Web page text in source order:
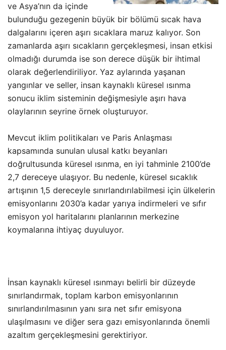
ve Asya’nın da içinde
bulunduğu gezegenin büyük bir bölümü sıcak hava
dalgalarını içeren aşırı sıcaklara maruz kalıyor. Son
zamanlarda aşırı sıcakların gerçekleşmesi, insan etkisi
olmadığı durumda ise son derece düşük bir ihtimal
olarak değerlendiriliyor. Yaz aylarında yaşanan
yangınlar ve seller, insan kaynaklı küresel ısınma
sonucu iklim sisteminin değişmesiyle aşırı hava
olaylarının seyrine örnek oluşturuyor.
Mevcut iklim politikaları ve Paris Anlaşması
kapsamında sunulan ulusal katkı beyanları
doğrultusunda küresel ısınma, en iyi tahminle 2100’de
2,7 dereceye ulaşıyor. Bu nedenle, küresel sıcaklık
artışının 1,5 dereceyle sınırlandırılabilmesi için ülkelerin
emisyonlarını 2030’a kadar yarıya indirmeleri ve sıfır
emisyon yol haritalarını planlarının merkezine
koymalarına ihtiyaç duyuluyor.
İnsan kaynaklı küresel ısınmayı belirli bir düzeyde
sınırlandırmak, toplam karbon emisyonlarının
sınırlandırılmasının yanı sıra net sıfır emisyona
ulaşılmasını ve diğer sera gazı emisyonlarında önemli
azaltım gerçekleşmesini gerektiriyor.